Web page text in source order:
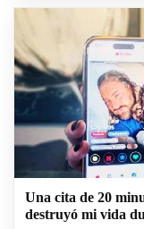
Una cita de 20
destruyó mi vida